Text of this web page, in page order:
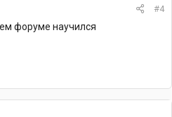
#4
форуме научился